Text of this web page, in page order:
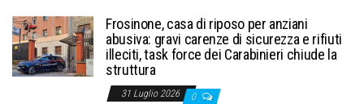
Frosinone, casa di riposo per anziani
abusiva: gravi carenze di sicurezza e rifiuti
illeciti, task force dei Carabinieri chiude la
struttura
31 Luglio 2026 0